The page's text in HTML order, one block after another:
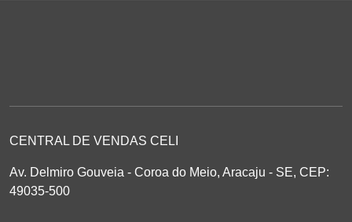
CENTRAL DE VENDAS CELI
Av. Delmiro Gouveia - Coroa do Meio, Aracaju - SE, CEP:
49035-500